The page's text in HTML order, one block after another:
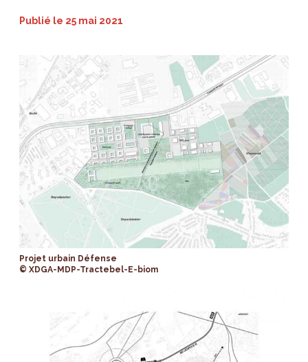
Publié le 25 mai 2021
Projet urbain Défense
© XDGA-MDP-Tractebel-E-biom